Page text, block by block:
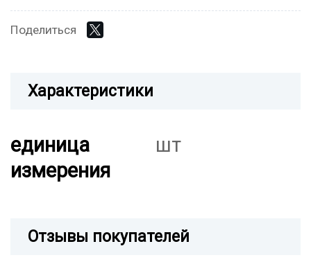
Поделиться
Характеристики
единица
измерения
шт
Отзывы покупателей